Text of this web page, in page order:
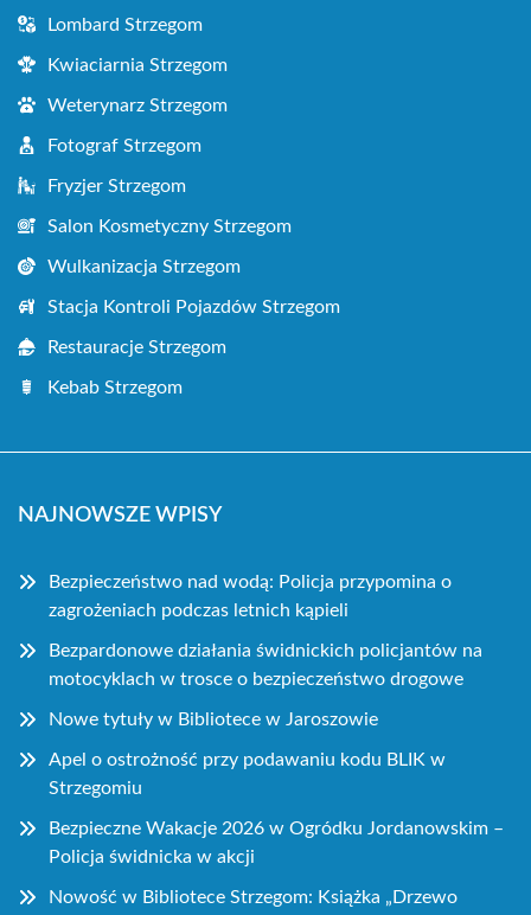
Lombard Strzegom
Kwiaciarnia Strzegom
Weterynarz Strzegom
Fotograf Strzegom
Fryzjer Strzegom
Salon Kosmetyczny Strzegom
Wulkanizacja Strzegom
Stacja Kontroli Pojazdów Strzegom
Restauracje Strzegom
Kebab Strzegom
NAJNOWSZE WPISY
Bezpieczeństwo nad wodą: Policja przypomina o
zagrożeniach podczas letnich kąpieli
Bezpardonowe działania świdnickich policjantów na
motocyklach w trosce o bezpieczeństwo drogowe
Nowe tytuły w Bibliotece w Jaroszowie
Apel o ostrożność przy podawaniu kodu BLIK w
Strzegomiu
Bezpieczne Wakacje 2026 w Ogródku Jordanowskim –
Policja świdnicka w akcji
Nowość w Bibliotece Strzegom: Książka „Drzewo